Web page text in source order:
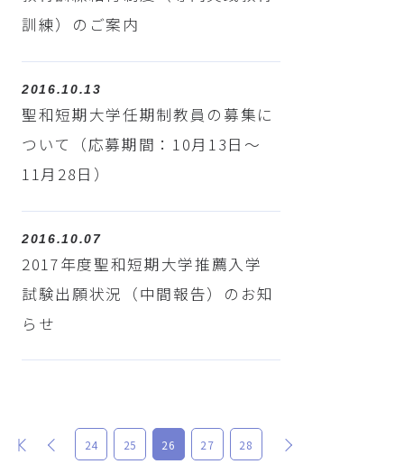
訓練）のご案内
2016.10.13
聖和短期大学任期制教員の募集に
ついて（応募期間：10月13日～
11月28日）
2016.10.07
2017年度聖和短期大学推薦入学
試験出願状況（中間報告）のお知
らせ
最初 前 24 25 26 27 28